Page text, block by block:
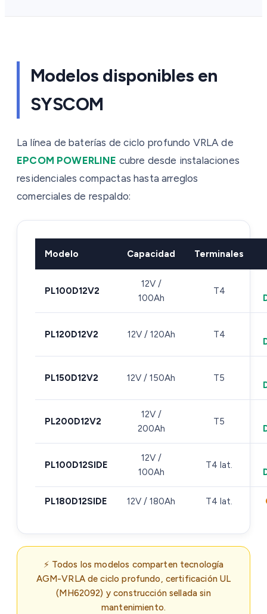
Modelos disponibles en
SYSCOM
La línea de baterías de ciclo profundo VRLA de
EPCOM POWERLINE cubre desde instalaciones
residenciales compactas hasta arreglos
comerciales de respaldo:
Modelo Capacidad Terminales
PL100D12V2
12V /
100Ah
T4
PL120D12V2 12V / 120Ah T4
PL150D12V2 12V / 150Ah T5
PL200D12V2
12V /
200Ah
T5
PL100D12SIDE
12V /
100Ah
T4 lat.
PL180D12SIDE 12V / 180Ah T4 lat.
⚡ Todos los modelos comparten tecnología
AGM-VRLA de ciclo profundo, certificación UL
(MH62092) y construcción sellada sin
mantenimiento.